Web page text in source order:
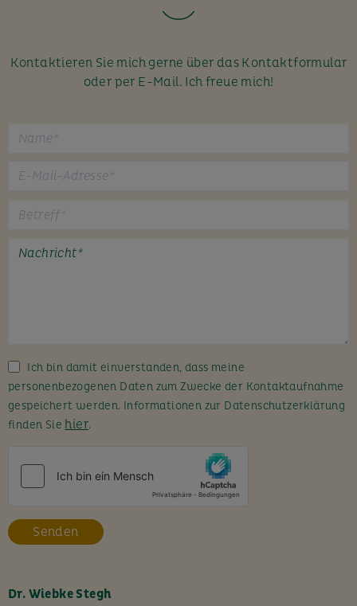
Kontaktieren Sie mich gerne über das Kontaktformular
oder per E-Mail. Ich freue mich!
e
d
i
e
e
l
e
Ich bin damit einverstanden, dass meine
personenbezogenen Daten zum Zwecke der Kontaktaufnahme
gespeichert werden. Informationen zur Datenschutzerklärung
finden Sie hier.
Dr. Wiebke Stegh